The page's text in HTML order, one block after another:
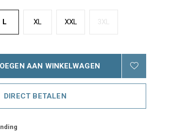
L XL XXL 3XL
AAN WINKELWAGEN
DIRECT BETALEN